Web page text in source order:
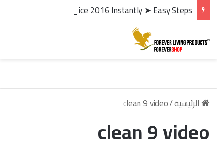
الرئيسية/
clean 9 video
clean 9 video